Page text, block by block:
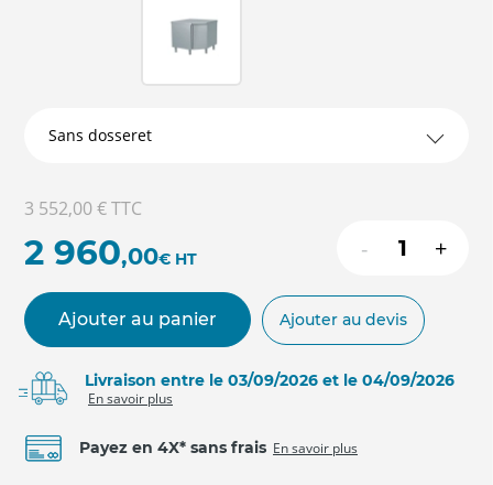
3 552,00 €TTC
2 960,00€ HT - +
Ajouter au panier Ajouter au devis
Livraison entre le 03/09/2026 et le 04/09/2026
En savoir plus
Payez en 4X* sans frais En savoir plus